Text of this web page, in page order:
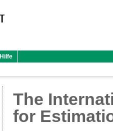
Hilfe
The
for